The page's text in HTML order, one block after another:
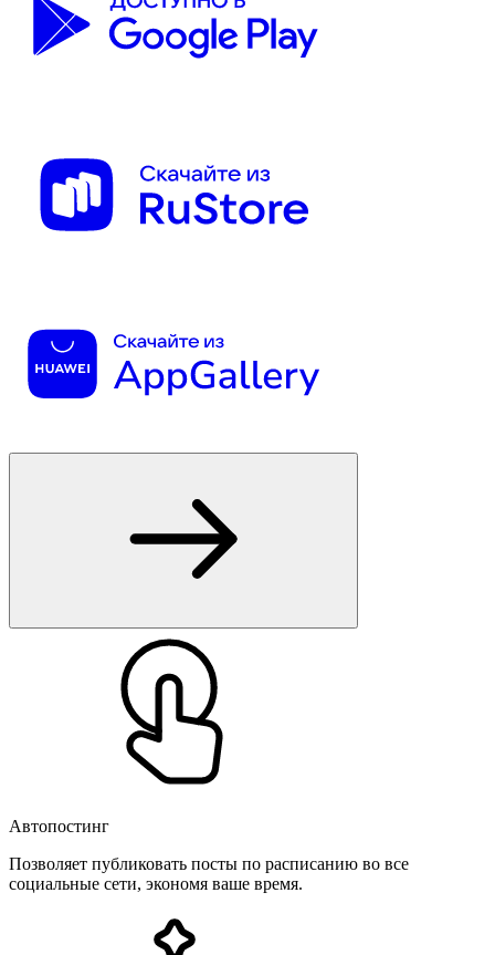
Автопостинг
Позволяет публиковать посты по расписанию во все
социальные сети, экономя ваше время.